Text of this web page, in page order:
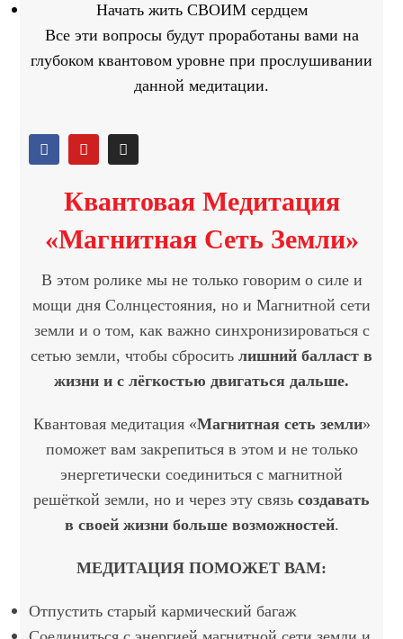
Начать жить СВОИМ сердцем
Все эти вопросы будут проработаны вами на
глубоком квантовом уровне при прослушивании
данной медитации.
Квантовая Медитация
«Магнитная Сеть Земли»
В этом ролике мы не только говорим о силе и
мощи дня Солнцестояния, но и Магнитной сети
земли и о том, как важно синхронизироваться с
сетью земли, чтобы сбросить лишний балласт в
жизни и с лёгкостью двигаться дальше.
Квантовая медитация «Магнитная сеть земли»
поможет вам закрепиться в этом и не только
энергетически соединиться с магнитной
решёткой земли, но и через эту связь создавать
в своей жизни больше возможностей.
МЕДИТАЦИЯ ПОМОЖЕТ ВАМ:
Отпустить старый кармический багаж